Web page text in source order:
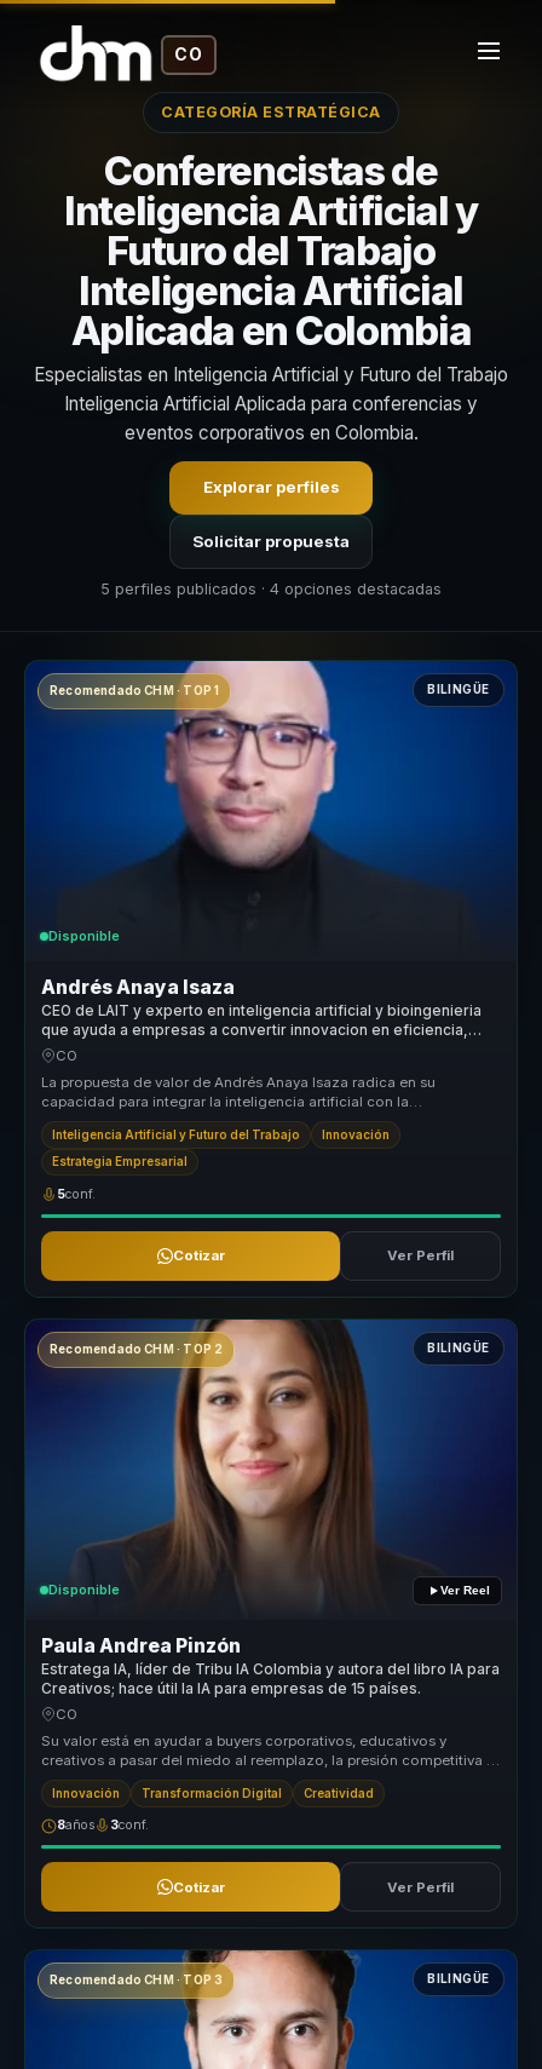
CO
CATEGORÍA ESTRATÉGICA
Conferencistas de
Inteligencia Artificial y
Futuro del Trabajo
Inteligencia Artificial
Aplicada en Colombia
Especialistas en Inteligencia Artificial y Futuro del Trabajo
Inteligencia Artificial Aplicada para conferencias y
eventos corporativos en Colombia.
Explorar perfiles
Solicitar propuesta
5 perfiles publicados · 4 opciones destacadas
Recomendado CHM · TOP 1 BILINGÜE
Disponible
Andrés Anaya Isaza
CEO de LAIT y experto en inteligencia artificial y bioingenieria
que ayuda a empresas a convertir innovacion en eficiencia,
crecimiento y ventaja competitiva.
CO
La propuesta de valor de Andrés Anaya Isaza radica en su
capacidad para integrar la inteligencia artificial con la
bioingeniería, creando...
Inteligencia Artificial y Futuro del Trabajo Innovación
Estrategia Empresarial
5conf.
Cotizar Ver Perfil
Recomendado CHM · TOP 2 BILINGÜE
Disponible Ver Reel
Paula Andrea Pinzón
Estratega IA, líder de Tribu IA Colombia y autora del libro IA para
Creativos; hace útil la IA para empresas de 15 países.
CO
Su valor está en ayudar a buyers corporativos, educativos y
creativos a pasar del miedo al reemplazo, la presión competitiva o
la explora...
Innovación Transformación Digital Creatividad
8años 3conf.
Cotizar Ver Perfil
Recomendado CHM · TOP 3 BILINGÜE